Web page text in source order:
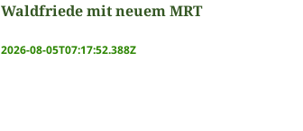
Waldfriede mit neuem MRT
2026-08-05T07:17:52.388Z